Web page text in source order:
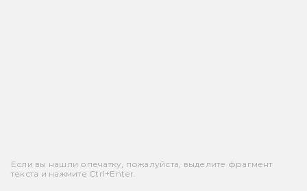
Если вы нашли опечатку, пожалуйста, выделите фрагмент
текста и нажмите Ctrl+Enter.